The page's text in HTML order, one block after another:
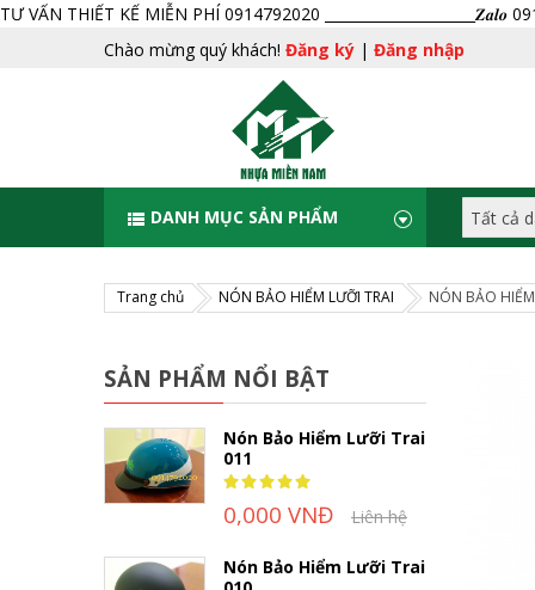
TƯ VẤN THIẾT KẾ MIỄN PHÍ 0914792020 _____________________𝒁𝒂𝒍𝒐
Chào mừng quý khách! Đăng ký | Đăng nhập
DANH MỤC SẢN PHẨM
Trang chủ NÓN BẢO HIỂM LƯỠI TRAI NÓN BẢO
SẢN PHẨM NỔI BẬT
Nón Bảo Hiểm Lưỡi Trai
011
Rating:
100%
0,000 VNĐ Liên hệ
Nón Bảo Hiểm Lưỡi Trai